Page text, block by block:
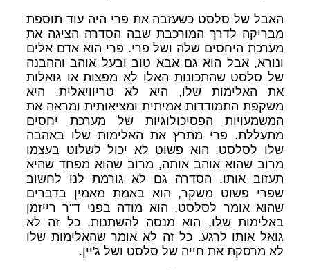
האבל של סלסט כשעזבה את פרי היה עוד תוספת
מבריקה לדרך המורכבת שבה הסדרה הציגה את
מערכת היחסים שלה ושל פרי. פרי הוא אדם אלים
ונורא, אבל הוא גם אבא טוב ובעל אוהב וההבנה
של סלסט שהתכונות האלו לא מפצות או גואלות
את האלימות שלו, היא לא טריוויאלית. היא
משקפת התמודדות אמיתית ומציאותית ומראה את
המשמעויות הפסיכולוגיות של מערכת יחסים
מתעללת. פרי מתרץ את האלימות שלו באהבה
שלו לסלסט. הוא פשוט לא יכול לשלוט בעצמו
מרוב שהוא אוהב אותה, מרוב שהוא מפחד שהיא
תעזוב אותו. הסדרה גם לא גורמת לנו לחשוב
שפרי פשוט משקר, הוא באמת מאמין בדברים
שהוא אומר לסלסט, הוא מודה בפני ד"ר רייזמן
באלימות שלו, הוא מנסה להשתנות. כל זה לא
גואל אותו לרגע. כל זה לא אומר שהאלימות שלו
לא מרסקת את חייה של סלסט ושל ג'יין.